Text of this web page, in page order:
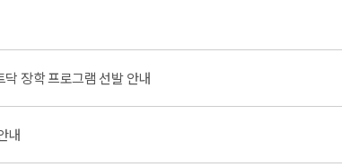
장학 프로그램 선발 안내
내